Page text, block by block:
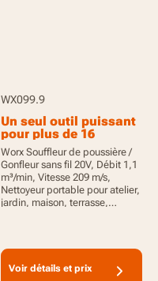
WX099.9
Un seul outil puissant
pour plus de 16
usages
Worx Souffleur de poussière /
Gonfleur sans fil 20V, Débit 1,1
m³/min, Vitesse 209 m/s,
Nettoyeur portable pour atelier,
jardin, maison, terrasse,
Voir détails et prix